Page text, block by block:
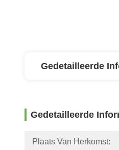
Gedetailleerde
Gedetailleerde
Plaats Van Herkomst: